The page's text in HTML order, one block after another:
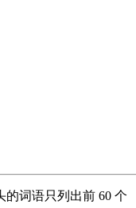
的词语只列出前 60 个